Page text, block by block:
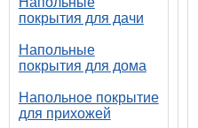
покрытия для дачи
Напольные
покрытия для дома
Напольное покрытие
для прихожей